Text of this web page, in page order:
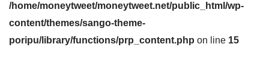
/home/moneytweet/moneytweet.net/public_html/wp-
content/themes/sango-theme-
poripu/library/functions/prp_content.php on line 15